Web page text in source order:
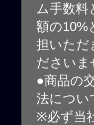
ム手数料
額の10%
担いただ
ださいま
●商品の
法につい
※必ず当